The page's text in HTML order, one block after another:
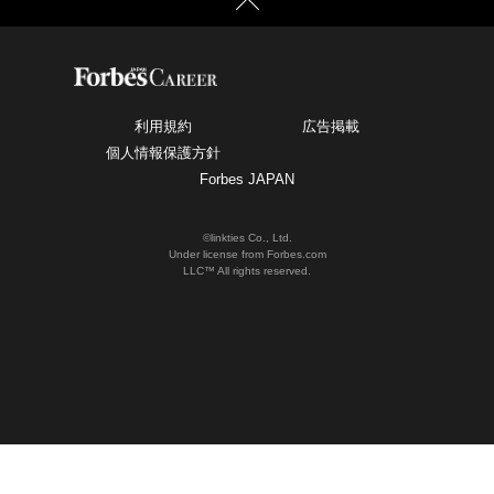
利用規約
広告掲載
個人情報保護方針
Forbes JAPAN
©linkties Co., Ltd.
Under license from Forbes.com
LLC™ All rights reserved.